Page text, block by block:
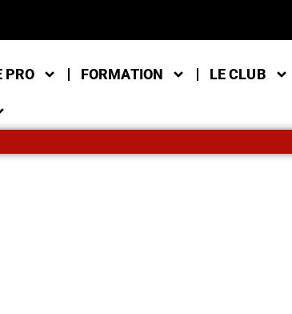
PRO FORMATION LE CLUB